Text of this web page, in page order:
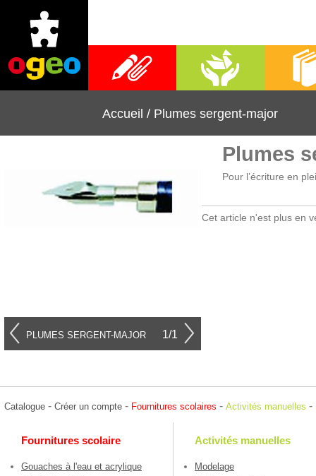
Fournitures scolaires Activités manuelles
Accueil / Plumes sergent-major
Plumes
PLUMES SERGENT-MAJOR 1/1
Pour l’écriture en
Cet article n'est plus en
Catalogue - Créer un compte - Fournitures scolaires - Activités manuelles -
Fournitures scolaire
Gouaches à l'eau et acrylique
Activités manuelles
Modelage